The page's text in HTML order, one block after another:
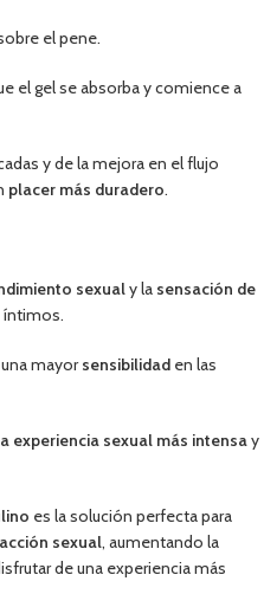
el pene.
el gel se absorba y comience a
y de la mejora en el flujo
placer más duradero.
sexualy la sensación de
íntimos.
mayorsensibilidad en las
experiencia sexual más intensay
es la solución perfecta para
sexual, aumentando la
de una experiencia más